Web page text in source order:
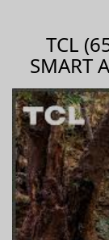
TCL
SMART